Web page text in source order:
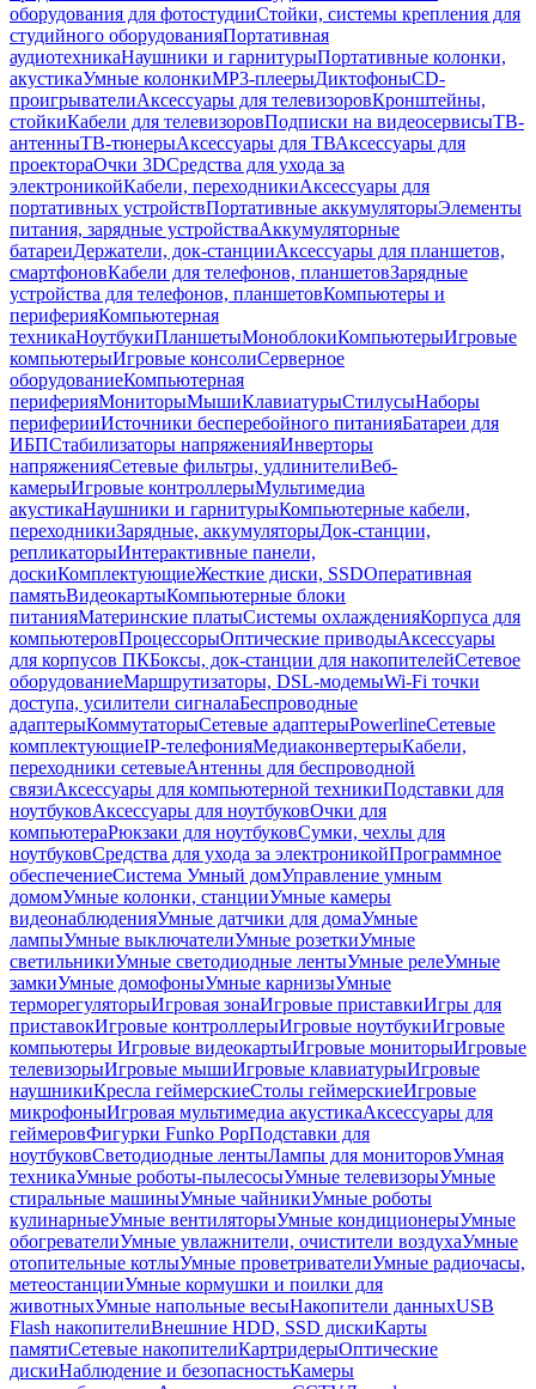
оборудования для фотостудииСтойки, системы крепления для
студийного оборудованияПортативная
аудиотехникаНаушники и гарнитурыПортативные колонки,
акустикаУмные колонкиMP3-плеерыДиктофоныCD-
проигрывателиАксессуары для телевизоровКронштейны,
стойкиКабели для телевизоровПодписки на видеосервисыТВ-
антенныТВ-тюнерыАксессуары для ТВАксессуары для
проектораОчки 3DСредства для ухода за
электроникойКабели, переходникиАксессуары для
портативных устройствПортативные аккумуляторыЭлементы
питания, зарядные устройстваАккумуляторные
батареиДержатели, док-станцииАксессуары для планшетов,
смартфоновКабели для телефонов, планшетовЗарядные
устройства для телефонов, планшетовКомпьютеры и
периферияКомпьютерная
техникаНоутбукиПланшетыМоноблокиКомпьютерыИгровые
компьютерыИгровые консолиСерверное
оборудованиеКомпьютерная
периферияМониторыМышиКлавиатурыСтилусыНаборы
периферииИсточники бесперебойного питанияБатареи для
ИБПСтабилизаторы напряженияИнверторы
напряженияСетевые фильтры, удлинителиВеб-
камерыИгровые контроллерыМультимедиа
акустикаНаушники и гарнитурыКомпьютерные кабели,
переходникиЗарядные, аккумуляторыДок-станции,
репликаторыИнтерактивные панели,
доскиКомплектующиеЖесткие диски, SSDОперативная
памятьВидеокартыКомпьютерные блоки
питанияМатеринские платыСистемы охлажденияКорпуса для
компьютеровПроцессорыОптические приводыАксессуары
для корпусов ПКБоксы, док-станции для накопителейСетевое
оборудованиеМаршрутизаторы, DSL-модемыWi-Fi точки
доступа, усилители сигналаБеспроводные
адаптерыКоммутаторыСетевые адаптерыPowerlineСетевые
комплектующиеIP-телефонияМедиаконвертерыКабели,
переходники сетевыеАнтенны для беспроводной
связиАксессуары для компьютерной техникиПодставки для
ноутбуковАксессуары для ноутбуковОчки для
компьютераРюкзаки для ноутбуковСумки, чехлы для
ноутбуковСредства для ухода за электроникойПрограммное
обеспечениеСистема Умный домУправление умным
домомУмные колонки, станцииУмные камеры
видеонаблюденияУмные датчики для домаУмные
лампыУмные выключателиУмные розеткиУмные
светильникиУмные светодиодные лентыУмные релеУмные
замкиУмные домофоныУмные карнизыУмные
терморегуляторыИгровая зонаИгровые приставкиИгры для
приставокИгровые контроллерыИгровые ноутбукиИгровые
компьютеры Игровые видеокартыИгровые мониторыИгровые
телевизорыИгровые мышиИгровые клавиатурыИгровые
наушникиКресла геймерскиеСтолы геймерскиеИгровые
микрофоныИгровая мультимедиа акустикаАксессуары для
геймеровФигурки Funko PopПодставки для
ноутбуковСветодиодные лентыЛампы для мониторовУмная
техникаУмные роботы-пылесосыУмные телевизорыУмные
стиральные машиныУмные чайникиУмные роботы
кулинарныеУмные вентиляторыУмные кондиционерыУмные
обогревателиУмные увлажнители, очистители воздухаУмные
отопительные котлыУмные проветривателиУмные радиочасы,
метеостанцииУмные кормушки и поилки для
животныхУмные напольные весыНакопители данныхUSB
Flash накопителиВнешние HDD, SSD дискиКарты
памятиСетевые накопителиКартридерыОптические
дискиНаблюдение и безопасностьКамеры